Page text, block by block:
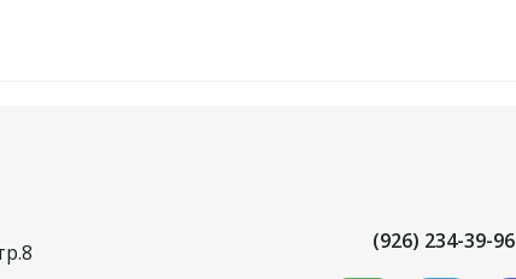
(926) 234-39-96